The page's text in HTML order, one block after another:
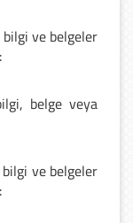
ve belgeler
belge veya
ve belgeler